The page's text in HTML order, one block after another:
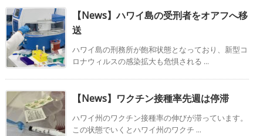
【News】ハワイ島の受刑者をオアフへ移
送
ハワイ島の刑務所が飽和状態となっており、新型コ
ロナウィルスの感染拡大も危惧される ...
【News】ワクチン接種率先週は停滞
ハワイ州のワクチン接種率の伸びが滞っています。
この状態でいくとハワイ州のワクチ ...